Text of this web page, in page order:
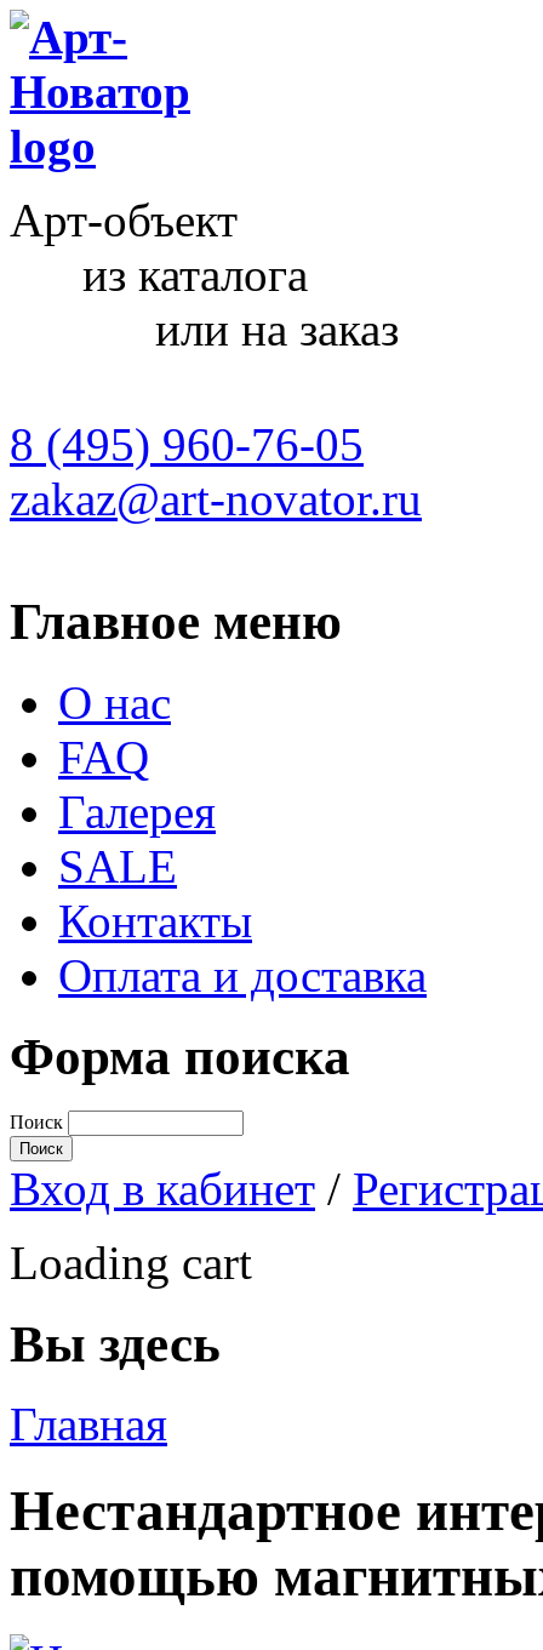
Арт-объект
из каталога
или на заказ
8 (495) 960-76-05
zakaz@art-novator.ru
Главное меню
О нас
FAQ
Галерея
SALE
Контакты
Оплата и доставка
Форма поиска
Поиск
Вход в кабинет /
Loading cart
Вы здесь
Главная
Нестандартное
помощью